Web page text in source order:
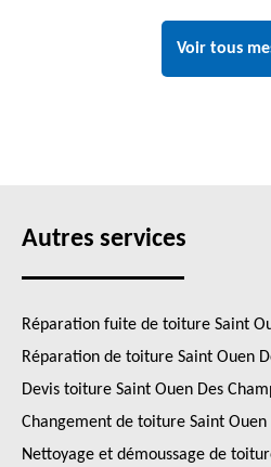
Voir tous
Autres services
Réparation fuite de toiture Saint
Réparation de toiture Saint Ouen
Devis toiture Saint Ouen Des
Changement de toiture Saint Ouen
Nettoyage et démoussage de